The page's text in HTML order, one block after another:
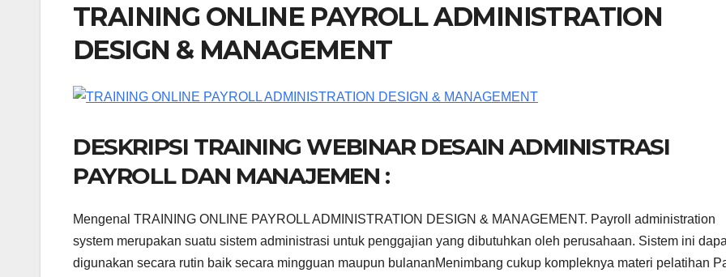
TRAINING ONLINE PAYROLL ADMINISTRATION
DESIGN & MANAGEMENT
DESKRIPSI TRAINING WEBINAR DESAIN ADMINISTRASI
PAYROLL DAN MANAJEMEN :
Mengenal TRAINING ONLINE PAYROLL ADMINISTRATION DESIGN & MANAGEMENT. Payroll administration
system merupakan suatu sistem administrasi untuk penggajian yang dibutuhkan oleh perusahaan. Sistem ini
digunakan secara rutin baik secara mingguan maupun bulananMenimbang cukup kompleknya materi pelatihan